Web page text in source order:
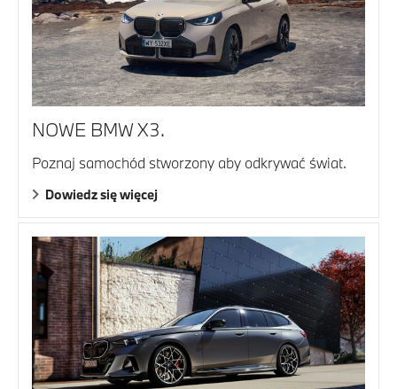
NOWE BMW X3.
Poznaj samochód stworzony aby odkrywać świat.
Dowiedz się więcej